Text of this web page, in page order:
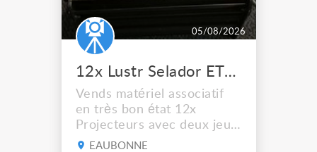
05/08/2026
12x Lustr Selador ETC Led 7x colors filtres
Vends matériel associatif
en très bon état 12x
Projecteurs avec deux jeux
de filtre filtre Lustr Selador
EAUBONNE